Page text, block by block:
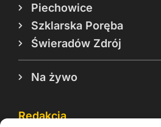
Piechowice
Szklarska Poręba
Świeradów Zdrój
Na żywo
Redakcja